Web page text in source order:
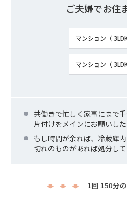
ご夫婦でお住
マンション（
マンション（
共働きで忙しく家事にまで
片付けをメインにお願いした
もし時間が余れば、冷蔵庫
切れのものがあれば処分して